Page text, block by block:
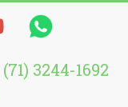
(71) 3244-1692